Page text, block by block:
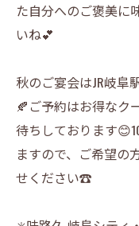
た自分へのご褒美に
いね💕
秋のご宴会はJR岐阜
🍂ご予約はお得なク
待ちしております
ますので、ご希望の
せください☎️